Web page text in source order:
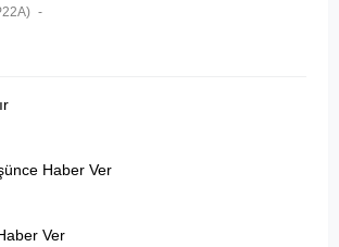
Haber Ver
Ver